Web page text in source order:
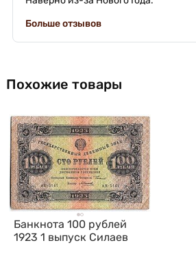
Больше отзывов
Похожие товары
Банкнота 100 рублей
1923 1 выпуск Силаев